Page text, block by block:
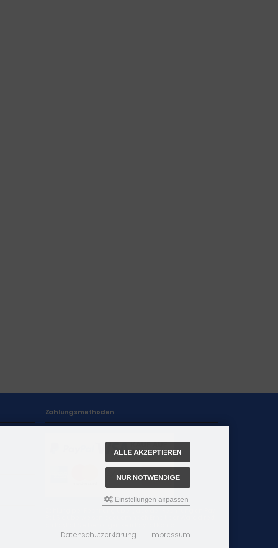
Zahlungsmethoden
ALLE AKZEPTIEREN
NUR NOTWENDIGE
Einstellungen anpassen
Datenschutzerklärung Impressum